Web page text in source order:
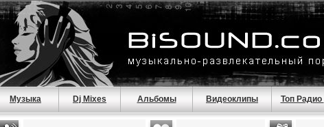
Музыка Dj Mixes Альбомы Видеоклипы Топ Радио